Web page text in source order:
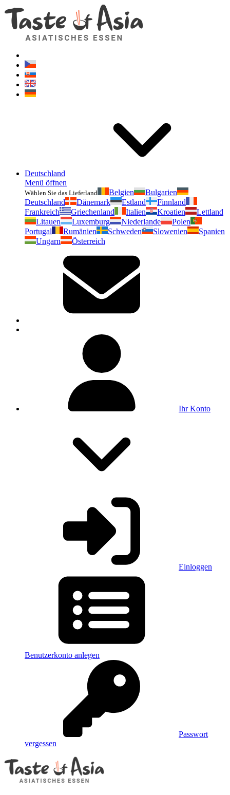
Deutschland
Menü öffnen
Wählen Sie das Lieferland Belgien
Bulgarien
Deutschland
Dänemark Estland
Finnland
Frankreich
Griechenland Italien Kroatien
Lettland
Litauen
Luxemburg Niederlande
Polen
Portugal
Rumänien Schweden Slowenien
Spanien
Ungarn
Österreich
Ihr Konto
Einloggen
Benutzerkonto anlegen
Passwort
vergessen
Geschmackvonasien.de
Zögern Sie nicht zu fragen. Ich bin für Sie da!